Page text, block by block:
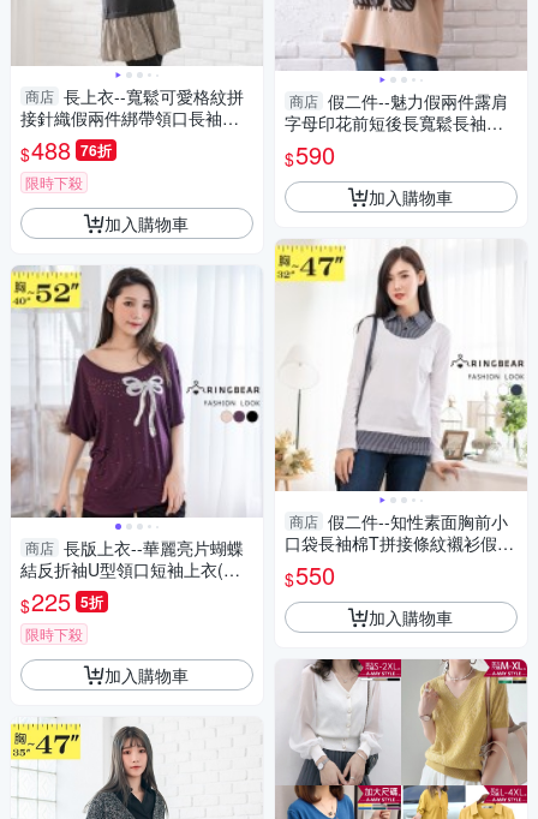
商店 長上衣--寬鬆可愛格紋拼
接針織假兩件綁帶領口長袖長
版上衣(黑L-3L)-X279眼圈熊中
大尺碼
$488 76折
限時下殺
加入購物車
商店 長版上衣--華麗亮片蝴蝶
結反折袖U型領口短袖上衣(黑.
粉.紫M-XL)-U229眼圈熊中大尺
碼
$225 5折
限時下殺
加入購物車
商店 假二件--魅力假兩件露肩
字母印花前短後長寬鬆長袖上
衣(黑.卡其3L-4L)-X588眼圈熊
中大尺碼
$590
加入購物車
商店 假二件--知性素面胸前小
口袋長袖棉T拼接條紋襯衫假兩
件上衣(白.藍M-3L)-I156眼圈熊
中大尺碼
$550
加入購物車